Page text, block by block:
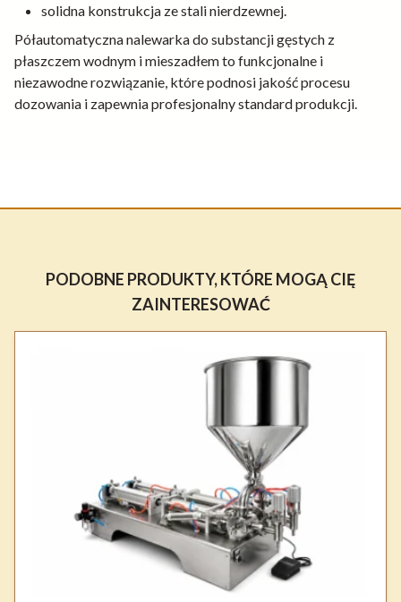
solidna konstrukcja ze stali nierdzewnej.
Półautomatyczna nalewarka do substancji gęstych z
płaszczem wodnym i mieszadłem to funkcjonalne i
niezawodne rozwiązanie, które podnosi jakość procesu
dozowania i zapewnia profesjonalny standard produkcji.
PODOBNE PRODUKTY, KTÓRE MOGĄ CIĘ
ZAINTERESOWAĆ